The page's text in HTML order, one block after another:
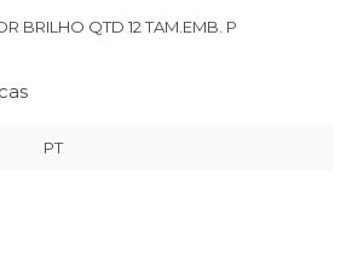
BRILHO QTD 12 TAM.EMB. P
PT